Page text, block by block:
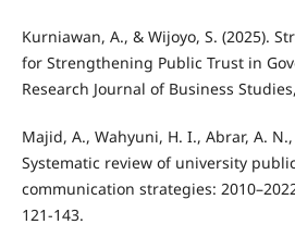
Kurniawan, A., & Wijoyo, S. (2025).
for Strengthening Public Trust in
Research Journal of Business
Majid, A., Wahyuni, H. I., Abrar, A.
Systematic review of university
communication strategies:
121-143.